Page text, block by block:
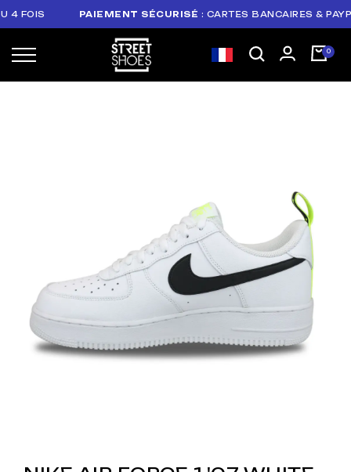
PAIEMENT SÉCURISÉ : CARTES BANCAIRES & PAYPAL